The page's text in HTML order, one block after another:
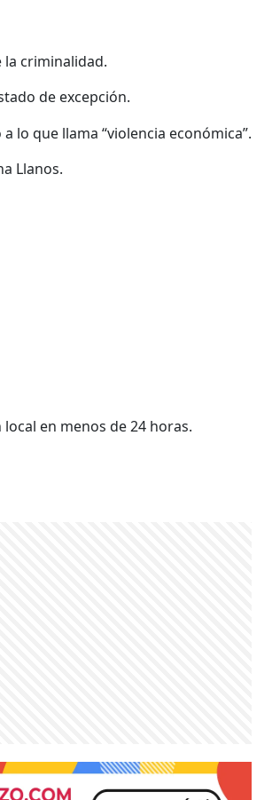
la criminalidad.
de excepción.
lo que llama “violencia económica”.
Llanos.
en menos de 24 horas.